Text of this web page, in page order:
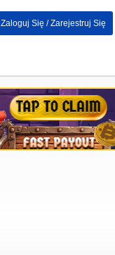
Zaloguj Się / Zarejestruj Się